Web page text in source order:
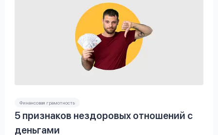
Финансовая грамотность
5 признаков нездоровых отношений с
деньгами